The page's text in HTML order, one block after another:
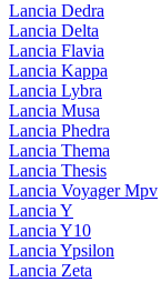
Lancia Dedra
Lancia Delta
Lancia Flavia
Lancia Kappa
Lancia Lybra
Lancia Musa
Lancia Phedra
Lancia Thema
Lancia Thesis
Lancia Voyager Mpv
Lancia Y
Lancia Y10
Lancia Ypsilon
Lancia Zeta